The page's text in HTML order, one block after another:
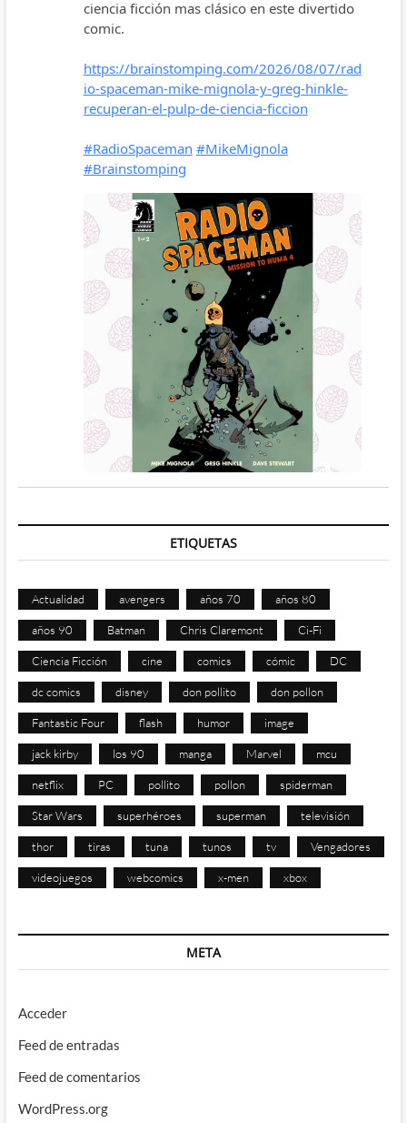
ETIQUETAS
Actualidad avengers años 70 años 80
años 90 Batman Chris Claremont Ci-Fi
Ciencia Ficción cine comics cómic DC
dc comics disney don pollito don pollon
Fantastic Four flash humor image
jack kirby los 90 manga Marvel mcu
netflix PC pollito pollon spiderman
Star Wars superhéroes superman televisión
thor tiras tuna tunos tv Vengadores
videojuegos webcomics x-men xbox
META
Acceder
Feed de entradas
Feed de comentarios
WordPress.org